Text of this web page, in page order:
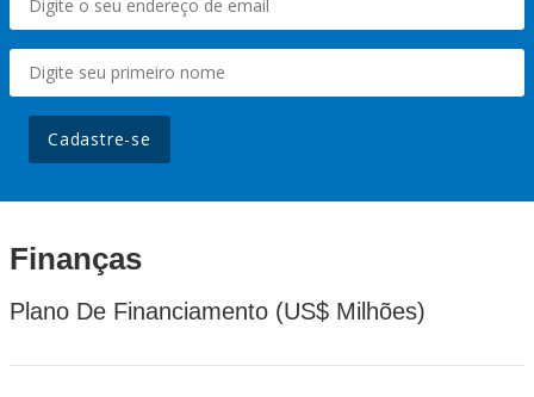
Cadastre-se
Finanças
Plano De Financiamento (US$ Milhões)